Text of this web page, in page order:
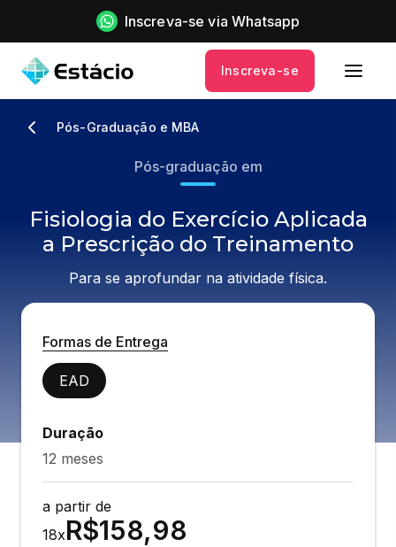
Inscreva-se via Whatsapp
Inscreva-se
Pós-Graduação e MBA
Pós-graduação em
Fisiologia do Exercício Aplicada
a Prescrição do Treinamento
Para se aprofundar na atividade física.
Formas de Entrega
EAD
Duração
12 meses
a partir de
18xR$158,98